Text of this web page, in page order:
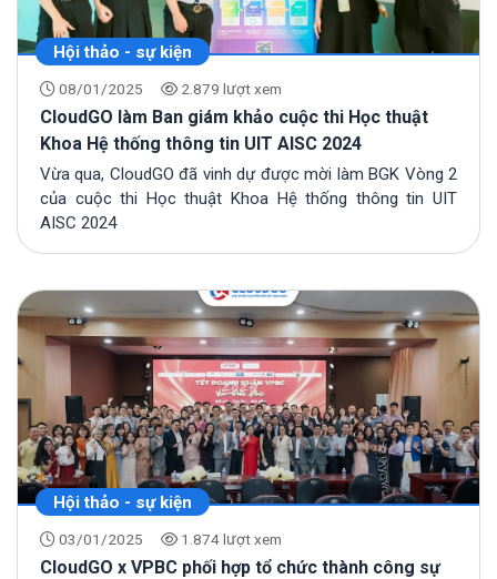
17/07/2026
Bộ KH&CN công bố 1.591 sản phẩm chuyển
đổi số quốc gia 2026: Doanh nghiệp tra cứu
thế nào?
13/07/2026
Hội thảo - sự kiện
08/01/2025 2.879 lượt xem
CloudGO làm Ban giám khảo cuộc thi Học thuật
Khoa Hệ thống thông tin UIT AISC 2024
Vừa qua, CloudGO đã vinh dự được mời làm BGK Vòng 2
của cuộc thi Học thuật Khoa Hệ thống thông tin UIT
AISC 2024
Hội thảo - sự kiện
03/01/2025 1.874 lượt xem
CloudGO x VPBC phối hợp tổ chức thành công sự